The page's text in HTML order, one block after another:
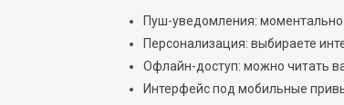
Пуш-уведомления: моментально
Персонализация: выбираете
Офлайн-доступ: можно читать
Интерфейс под мобильные